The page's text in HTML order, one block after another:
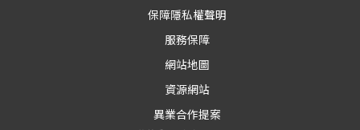
保障隱私權聲明
服務保障
網站地圖
資源網站
異業合作提案